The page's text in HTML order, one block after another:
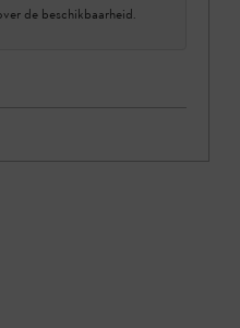
de beschikbaarheid.